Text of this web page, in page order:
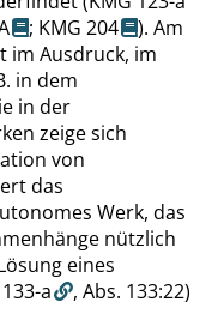
; KMG 204
). Am
im Ausdruck, im
in dem
in der
zeige sich
von
das
Werk, das
nützlich
eines
a , Abs. 133:22)